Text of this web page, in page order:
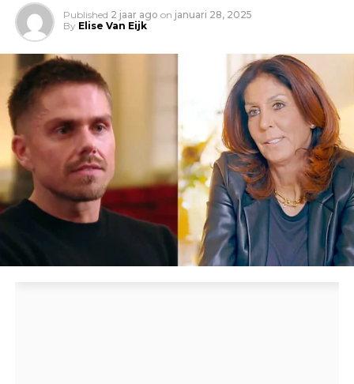
Published 2 jaar ago on januari 28, 2025
By Elise Van Eijk